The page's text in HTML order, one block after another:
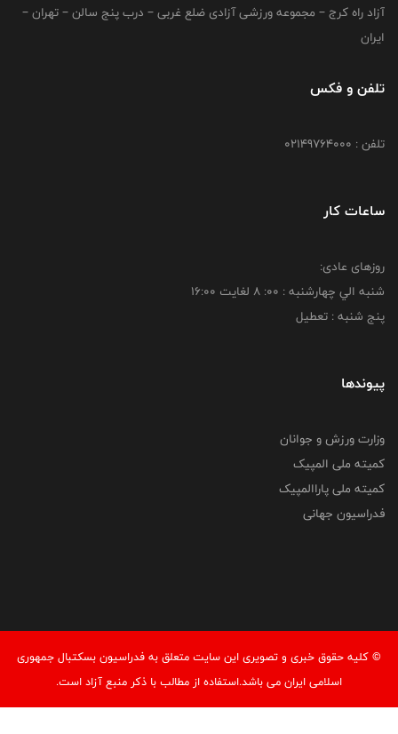
آزاد راه کرج – مجموعه ورزشی آزادی ضلع غربی – درب پنج سالن – تهران –
ایران
تلفن و فکس
تلفن : 02149764000
ساعات کار
روزهای عادی:
شنبه الي چهارشنبه : 00: 8 لغايت 16:00
پنج شنبه : تعطیل
پیوندها
وزارت ورزش و جوانان
کمیته ملی المپیک
کمیته ملی پاراالمپیک
فدراسیون جهانی
© کليه حقوق خبری و تصويری اين سايت متعلق به فدراسیون بسکتبال جمهوری
اسلامی ایران می باشد.استفاده از مطالب با ذكر منبع آزاد است.